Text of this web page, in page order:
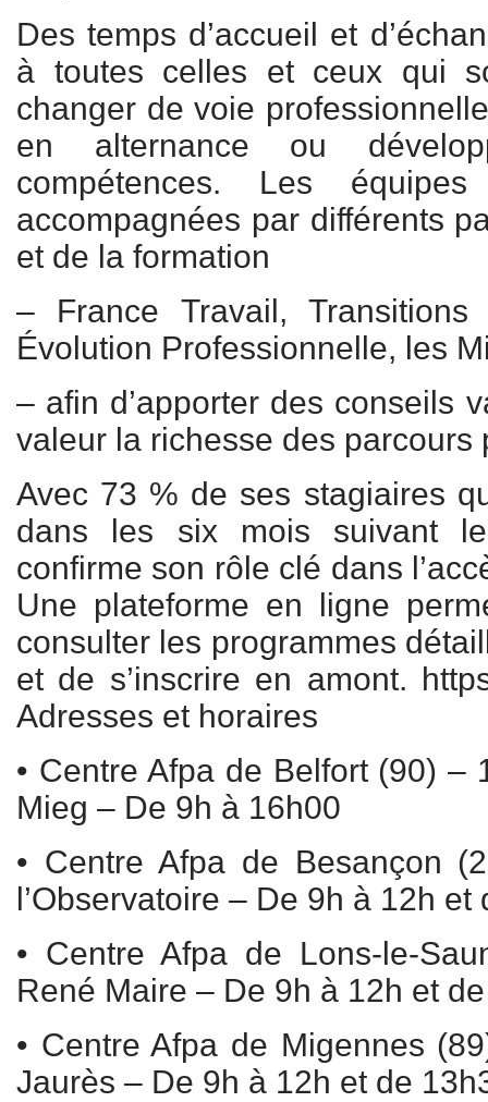
Des temps d’accueil et
à toutes celles et ceux qui
changer de voie
en alternance ou
compétences. Les
accompagnées par différents
et de la formation
– France Travail,
Évolution Professionnelle, les
– afin d’apporter des conseils
valeur la richesse des parcours
Avec 73 % de ses stagiaires
dans les six mois suivant
confirme son rôle clé dans
Une plateforme en ligne
consulter les programmes
et de s’inscrire en amont.
Adresses et horaires
• Centre Afpa de Belfort (90) –
Mieg – De 9h à 16h00
• Centre Afpa de Besançon
l’Observatoire – De 9h à 12h
• Centre Afpa de Lons-le-
René Maire – De 9h à 12h et
• Centre Afpa de Migennes
Jaurès – De 9h à 12h et de